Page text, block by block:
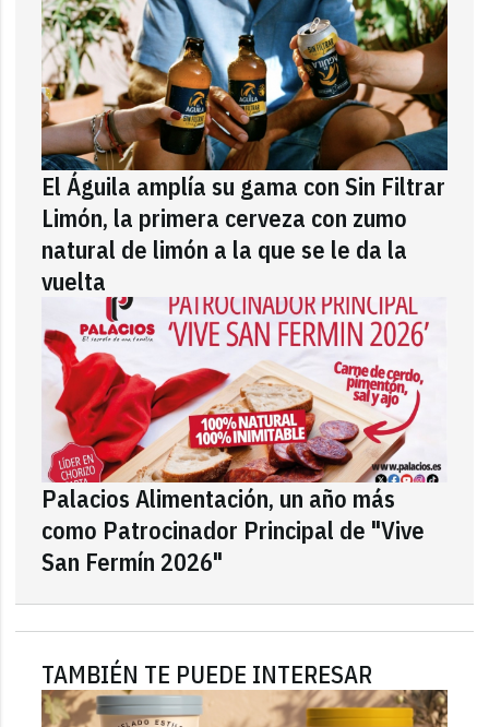
El Águila amplía su gama con Sin Filtrar
Limón, la primera cerveza con zumo
natural de limón a la que se le da la
vuelta
Palacios Alimentación, un año más
como Patrocinador Principal de "Vive
San Fermín 2026"
TAMBIÉN TE PUEDE INTERESAR